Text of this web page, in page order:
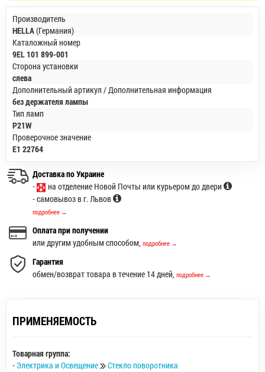
Производитель
HELLA(Германия)
Каталожный номер
9EL 101 899-001
Сторона установки
слева
Дополнительный артикул / Дополнительная информация
без держателя лампы
Тип ламп
P21W
Проверочное значение
E1 22764
Доставка по Украине
-
на отделение Новой Почты или курьером до двери
- самовывоз в г. Львов
подробнее →
Оплата при получении
или другим удобным способом, подробнее →
Гарантия
обмен/возврат товара в течение 14 дней, подробнее →
ПРИМЕНЯЕМОСТЬ
Товарная группа:
- Электрика и Освещение Стекло поворотника